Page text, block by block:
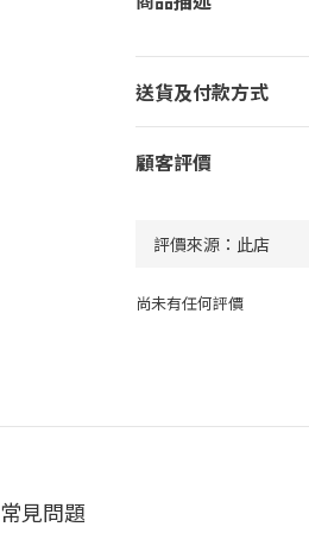
送貨及付款方式
顧客評價
尚未有任何評價
常見問題